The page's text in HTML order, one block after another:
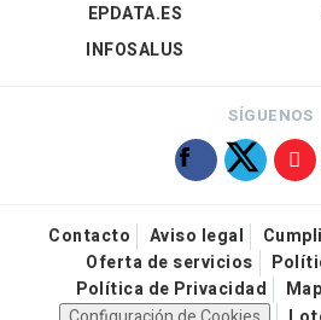
EPDATA.ES
INFOSALUS
SÍGUENOS
Contacto Aviso legal
Oferta de servicios
Política de Privacidad